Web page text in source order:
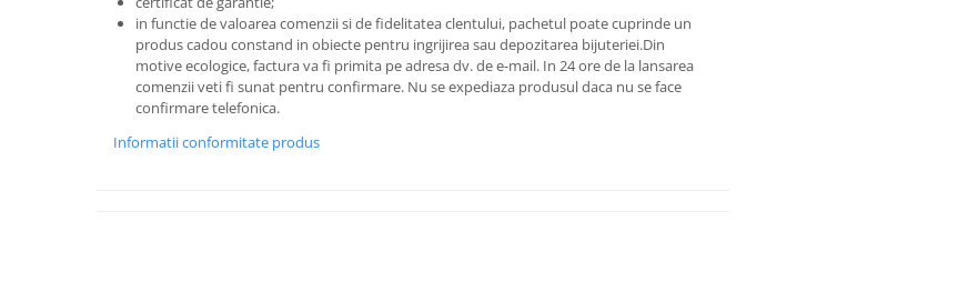
in functie de valoarea comenzii si de fidelitatea clentului, pachetul poate cuprinde un
produs cadou constand in obiecte pentru ingrijirea sau depozitarea bijuteriei.Din
motive ecologice, factura va fi primita pe adresa dv. de e-mail. In 24 ore de la lansarea
comenzii veti fi sunat pentru confirmare. Nu se expediaza produsul daca nu se face
confirmare telefonica.
Informatii conformitate produs